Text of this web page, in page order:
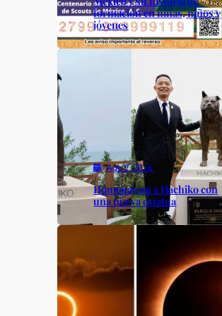
formación en niñas, niños y
jóvenes
Ago 7, 2026
Homenajean a Hachiko con
una nueva estatua